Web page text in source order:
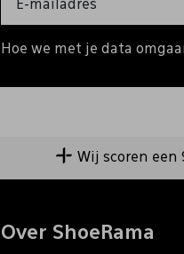
Hoe we met je data
Wij scoren een
Over ShoeRama